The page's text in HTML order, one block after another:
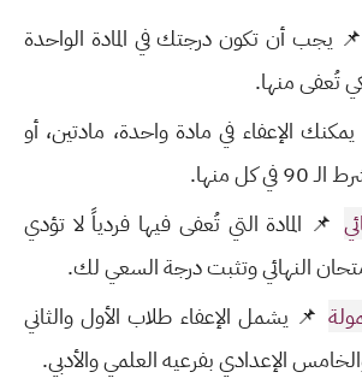
يجب أن تكون درجتك في المادة الواحدة
الإعفاء في مادة واحدة، مادتين، أو
كل منها.
📌 المادة التي تُعفى فيها فردياً لا تؤدي
النهائي وتثبت درجة السعي لك.
📌 يشمل الإعفاء طلاب الأول والثاني
الإعدادي بفرعيه العلمي والأدبي.